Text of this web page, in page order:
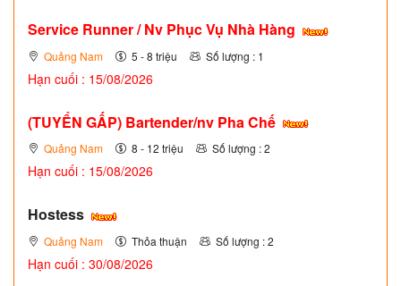
Service Runner / Nv Phục Vụ Nhà Hàng
Quảng Nam 5 - 8 triệu Số lượng : 1
Hạn cuối : 15/08/2026
(TUYỂN GẤP) Bartender/nv Pha Chế
Quảng Nam 8 - 12 triệu Số lượng : 2
Hạn cuối : 15/08/2026
Hostess
Quảng Nam Thỏa thuận Số lượng : 2
Hạn cuối : 30/08/2026